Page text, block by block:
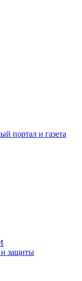
и защиты